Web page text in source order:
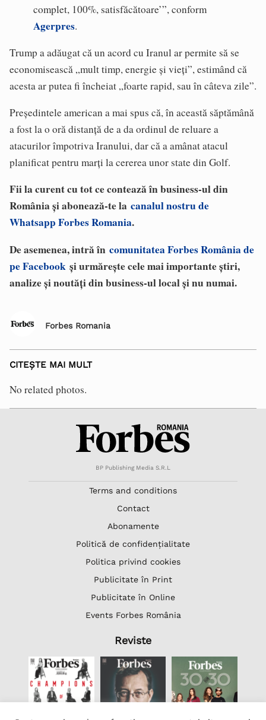
complet, 100%, satisfăcătoare’”, conform
Agerpres.
Trump a adăugat că un acord cu Iranul ar permite să se
economisească „mult timp, energie și vieți”, estimând că
acesta ar putea fi încheiat „foarte rapid, sau în câteva zile”.
Președintele american a mai spus că, în această săptămână
a fost la o oră distanță de a da ordinul de reluare a
atacurilor împotriva Iranului, dar că a amânat atacul
planificat pentru marți la cererea unor state din Golf.
Fii la curent cu tot ce contează în business-ul din
România și abonează-te la canalul nostru de
Whatsapp Forbes Romania.
De asemenea, intră în comunitatea Forbes România de
pe Facebook și urmărește cele mai importante știri,
analize și noutăți din business-ul local și nu numai.
Forbes Romania
CITEȘTE MAI MULT
No related photos.
BP Publishing Media S.R.L
Terms and conditions
Contact
Abonamente
Politică de confidențialitate
Politica privind cookies
Publicitate în Print
Publicitate în Online
Events Forbes România
Reviste